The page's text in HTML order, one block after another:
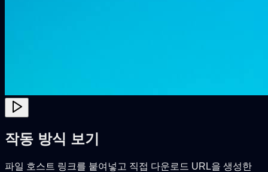
작동 방식 보기
파일 호스트 링크를 붙여넣고 직접 다운로드 URL을 생성한